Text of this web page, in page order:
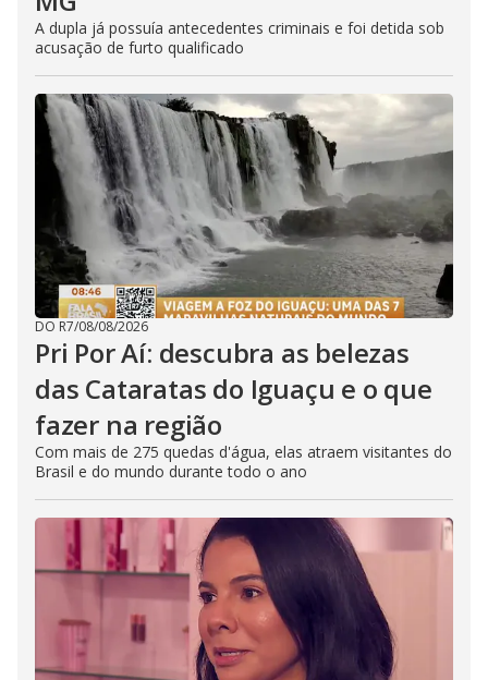
A dupla já possuía antecedentes criminais e foi detida sob
acusação de furto qualificado
DO R7/08/08/2026
Pri Por Aí: descubra as belezas
das Cataratas do Iguaçu e o que
fazer na região
Com mais de 275 quedas d'água, elas atraem visitantes do
Brasil e do mundo durante todo o ano